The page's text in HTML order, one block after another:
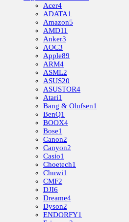
Acer4
ADATA1
Amazon5
AMD11
Anker3
AOC3
Apple89
ARM4
ASML2
ASUS20
ASUSTOR4
Atari1
Bang & Olufsen1
BenQ1
BOOX4
Bose1
Canon2
Canyon2
Casio1
Choetech1
Chuwi1
CMF2
DJI6
Dreame4
Dyson2
ENDORFY1